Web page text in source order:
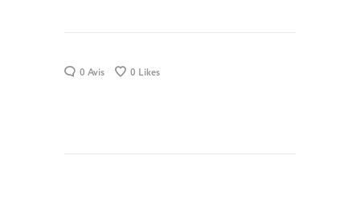
0 Avis 0 Likes